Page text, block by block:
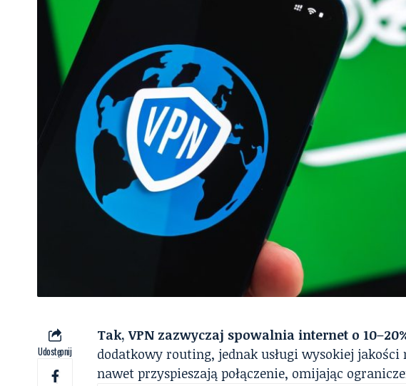
Udostępnij
Tak, VPN zazwyczaj spowalnia internet o
dodatkowy routing, jednak usługi wysokiej
nawet przyspieszają połączenie, omijając